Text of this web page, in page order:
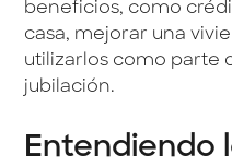
beneficios, como
casa, mejorar una
utilizarlos como parte
jubilación.
Entendiendo